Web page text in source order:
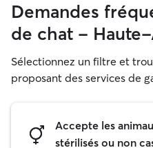
Demandes
de chat -
Sélectionnez un filtre et
proposant des services de
Accepte les
stérilisés ou non